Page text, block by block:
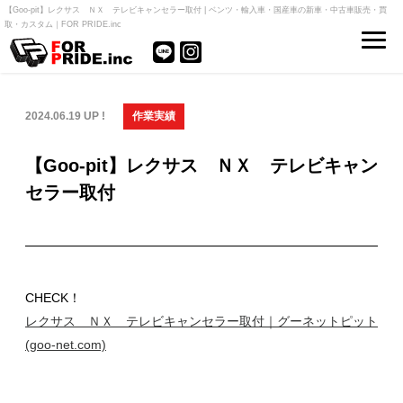
【Goo-pit】レクサス ＮＸ テレビキャンセラー取付 | ベンツ・輸入車・国産車の新車・中古車販売・買
取・カスタム｜FOR PRIDE.inc
2024.06.19 UP ! 作業実績
【Goo-pit】レクサス ＮＸ テレビキャン
セラー取付
CHECK！
レクサス ＮＸ テレビキャンセラー取付｜グーネットピット
(goo-net.com)